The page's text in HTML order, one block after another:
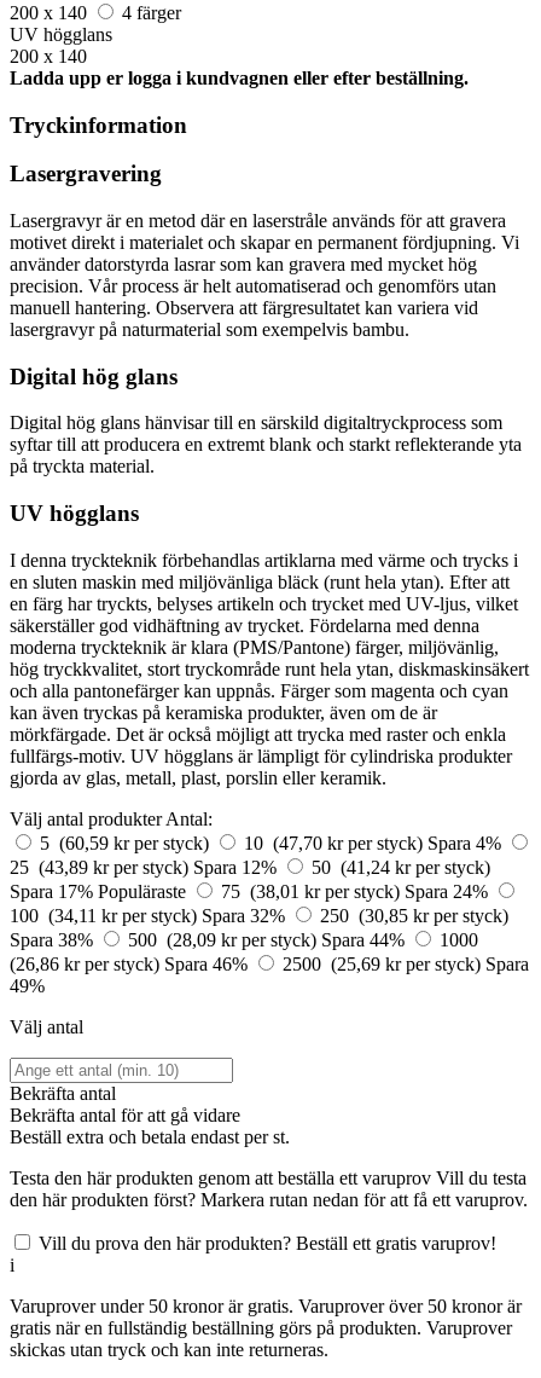
200 x 140
4 färger
UV högglans
200 x 140
Ladda upp er logga i kundvagnen eller efter beställning.
Tryckinformation
Lasergravering
Lasergravyr är en metod där en laserstråle används för att gravera
motivet direkt i materialet och skapar en permanent fördjupning. Vi
använder datorstyrda lasrar som kan gravera med mycket hög
precision. Vår process är helt automatiserad och genomförs utan
manuell hantering. Observera att färgresultatet kan variera vid
lasergravyr på naturmaterial som exempelvis bambu.
Digital hög glans
Digital hög glans hänvisar till en särskild digitaltryckprocess som
syftar till att producera en extremt blank och starkt reflekterande yta
på tryckta material.
UV högglans
I denna tryckteknik förbehandlas artiklarna med värme och trycks i
en sluten maskin med miljövänliga bläck (runt hela ytan). Efter att
en färg har tryckts, belyses artikeln och trycket med UV-ljus, vilket
säkerställer god vidhäftning av trycket. Fördelarna med denna
moderna tryckteknik är klara (PMS/Pantone) färger, miljövänlig,
hög tryckkvalitet, stort tryckområde runt hela ytan, diskmaskinsäkert
och alla pantonefärger kan uppnås. Färger som magenta och cyan
kan även tryckas på keramiska produkter, även om de är
mörkfärgade. Det är också möjligt att trycka med raster och enkla
fullfärgs-motiv. UV högglans är lämpligt för cylindriska produkter
gjorda av glas, metall, plast, porslin eller keramik.
Välj antal produkter Antal:
5 (60,59 kr per styck)
10 (47,70 kr per styck) Spara 4%
25 (43,89 kr per styck) Spara 12%
50 (41,24 kr per styck)
Spara 17% Populäraste 75 (38,01 kr per styck) Spara 24%
100 (34,11 kr per styck) Spara 32%
250 (30,85 kr per styck)
Spara 38%
500 (28,09 kr per styck) Spara 44%
1000
(26,86 kr per styck) Spara 46% 2500 (25,69 kr per styck) Spara
49%
Välj antal
Bekräfta antal
Bekräfta antal för att gå vidare
Beställ extra och betala endast per st.
Testa den här produkten genom att beställa ett varuprov Vill du testa
den här produkten först? Markera rutan nedan för att få ett varuprov.
Vill du prova den här produkten? Beställ ett gratis varuprov!
i
Varuprover under 50 kronor är gratis. Varuprover över 50 kronor är
gratis när en fullständig beställning görs på produkten. Varuprover
skickas utan tryck och kan inte returneras.